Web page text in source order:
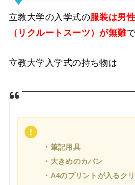
立教大学の入学式の服装は男
（リクルートスーツ）が無難
立教大学入学式の持ち物は
・筆記用具
・大きめのカバン
・A4のプリントが入るク